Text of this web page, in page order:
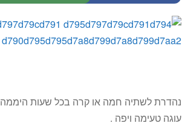
נהדרת לשתיה חמה או קרה בכל שעות היממה
עוגה טעימה ויפה .